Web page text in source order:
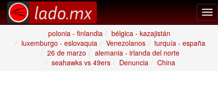
polonia - finlandia
bélgica - kazajistán
luxemburgo - eslovaquia
Venezolanos
turquía - españa
26 de marzo
alemania - irlanda del norte
seahawks vs 49ers
Denuncia China